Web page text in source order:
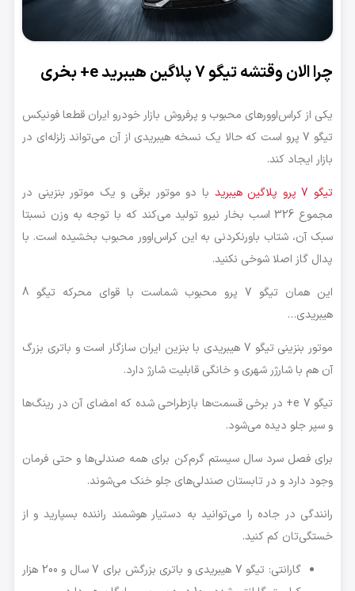
چرا الان وقتشه تیگو 7 پلاگین هیبرید e+ بخری
یکی از کراس‌اوورهای محبوب و پرفروش بازار خودرو ایران قطعا فونیکس
تیگو 7 پرو است که حالا یک نسخه هیبریدی از آن می‌تواند زلزله‌ای در
بازار ایجاد کند.
تیگو 7 پرو پلاگین هیبرید
با دو موتور برقی و یک موتور بنزینی در
مجموع 326 اسب بخار نیرو تولید می‌کند که با توجه به وزن نسبتا
سبک آن، شتاب باورنکردنی به این کراس‌اوور محبوب بخشیده است. با
پدال گاز اصلا شوخی نکنید.
این همان تیگو 7 پرو محبوب شماست با قوای محرکه تیگو 8
هیبریدی…
موتور بنزینی تیگو 7 هیبریدی با بنزین ایران سازگار است و باتری‌ بزرگ
آن هم با شارژر شهری و خانگی قابلیت شارژ دارد.
تیگو 7 e+ در برخی قسمت‌ها بازطراحی شده که امضای آن در رینگ‌ها
و سپر جلو دیده می‌شود.
برای فصل سرد سال سیستم گرم‌کن برای همه صندلی‌ها و حتی فرمان
وجود دارد و در تابستان صندلی‌های جلو خنک می‌شوند.
رانندگی در جاده را می‌توانید به دستیار هوشمند راننده بسپارید و از
خستگی‌تان کم کنید.
گارانتی: تیگو 7 هیبریدی و باتری بزرگش برای 7 سال و 200 هزار